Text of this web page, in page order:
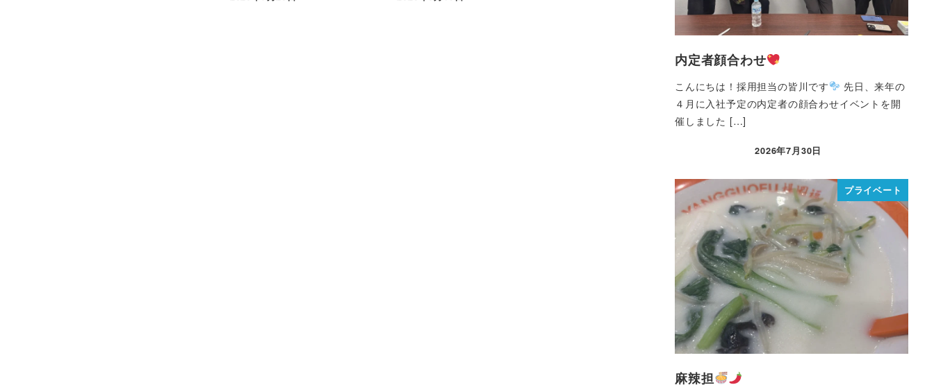
内定者顔合わせ
こんにちは！採用担当の皆川です
先日、来年の
４月に入社予定の内定者の顔合わせイベントを開
催しました […]
2026年7月30日
プライベート
麻辣担